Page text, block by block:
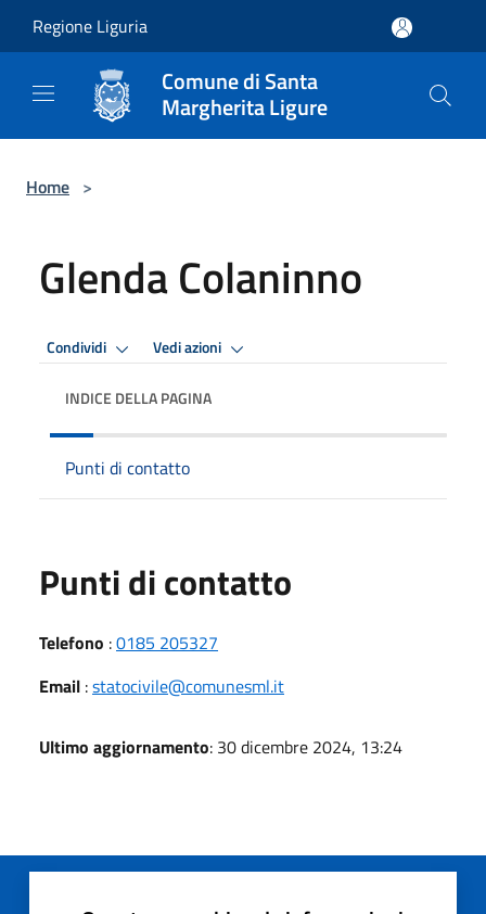
Regione Liguria
Comune di Santa
Margherita Ligure
Home >
Glenda Colaninno
Condividi Vedi azioni
INDICE DELLA PAGINA
Punti di contatto
Punti di contatto
Telefono :0185 205327
Email :statocivile@comunesml.it
Ultimo aggiornamento: 30 dicembre 2024, 13:24